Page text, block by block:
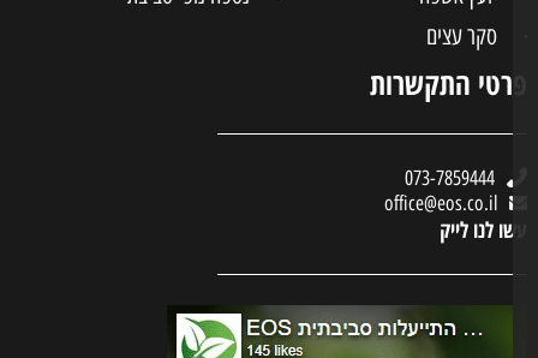
סקר עצים
התקשרות
073-7859444
office@eos.co.il
לנו לייק